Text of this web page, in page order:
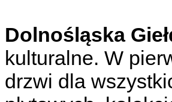
Dolnośląska
kulturalne. W
drzwi dla